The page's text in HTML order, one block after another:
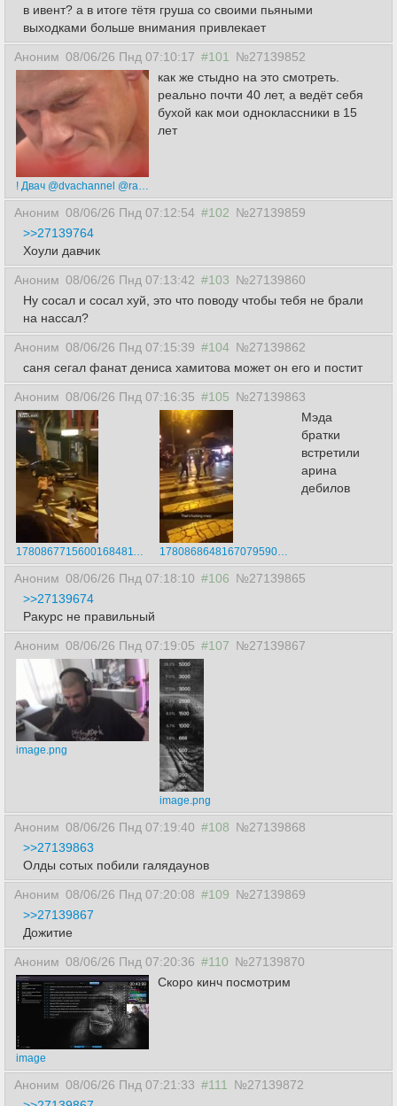
в ивент? а в итоге тётя груша со своими пьяными
выходками больше внимания привлекает
Аноним 08/06/26 Пнд 07:10:17 #101 №27139852
! Двач @dvachannel @rand2ch @ru2chban ! (1).mp4
как же стыдно на это смотреть.
реально почти 40 лет, а ведёт себя
бухой как мои одноклассники в 15
лет
Аноним 08/06/26 Пнд 07:12:54 #102 №27139859
>>27139764
Хоули давчик
Аноним 08/06/26 Пнд 07:13:42 #103 №27139860
Ну сосал и сосал хуй, это что поводу чтобы тебя не брали
на нассал?
Аноним 08/06/26 Пнд 07:15:39 #104 №27139862
саня сегал фанат дениса хамитова может он его и постит
Аноним 08/06/26 Пнд 07:16:35 #105 №27139863
17808677156001684811.webm 17808686481670795904.webm
Мэда
братки
встретили
арина
дебилов
Аноним 08/06/26 Пнд 07:18:10 #106 №27139865
>>27139674
Ракурс не правильный
Аноним 08/06/26 Пнд 07:19:05 #107 №27139867
image.png
image.png
Аноним 08/06/26 Пнд 07:19:40 #108 №27139868
>>27139863
Олды сотых побили галядаунов
Аноним 08/06/26 Пнд 07:20:08 #109 №27139869
>>27139867
Дожитие
Аноним 08/06/26 Пнд 07:20:36 #110 №27139870
image
Скоро кинч посмотрим
Аноним 08/06/26 Пнд 07:21:33 #111 №27139872